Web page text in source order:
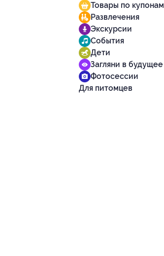
Товары по купонам
Развлечения
Экскурсии
События
Дети
Загляни в будущее
Фотосессии
Для питомцев